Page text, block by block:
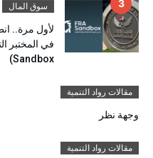
سوق المال
لأول مرة..
Sandbox)
مقالات رواد التنمية
وجهة نظر
مقالات رواد التنمية